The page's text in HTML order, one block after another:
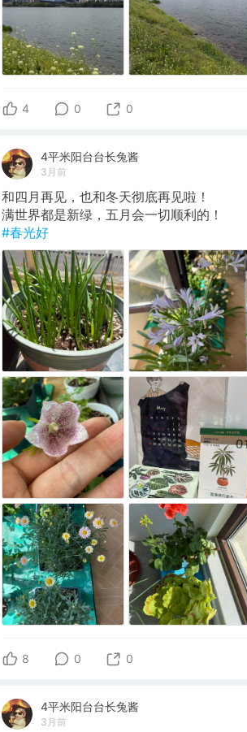
4 0 0
4平米阳台台长兔酱
3月前
和四月再见，也和冬天彻底再见啦！
满世界都是新绿，五月会一切顺利的！
#春光好
8 0 0
4平米阳台台长兔酱
3月前